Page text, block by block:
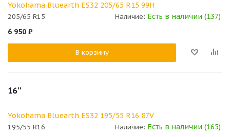
Yokohama Bluearth ES32 205/65 R15 99H
205/65 R15 Наличие: Есть в наличии (137)
6 950 ₽
В корзину
16''
Yokohama Bluearth ES32 195/55 R16 87V
195/55 R16 Наличие: Есть в наличии (165)